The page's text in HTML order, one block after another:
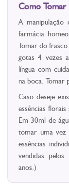
Como Tomar
A
farmácia
Tomar do
gotas 4 vezes
língua com
na boca. Tomar
Caso deseje
essências
Em 30ml de
tomar uma
essências
vendidas pelos
anos.)